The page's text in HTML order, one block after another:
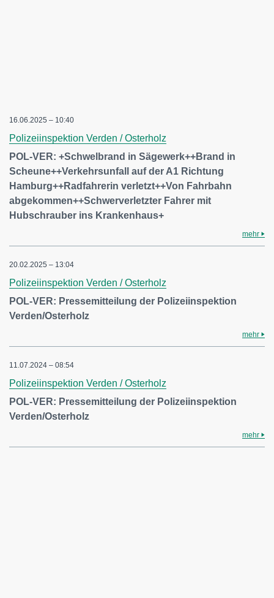
16.06.2025 – 10:40
Polizeiinspektion Verden / Osterholz
POL-VER: +Schwelbrand in Sägewerk++Brand in
Scheune++Verkehrsunfall auf der A1 Richtung
Hamburg++Radfahrerin verletzt++Von Fahrbahn
abgekommen++Schwerverletzter Fahrer mit
Hubschrauber ins Krankenhaus+
mehr
20.02.2025 – 13:04
Polizeiinspektion Verden / Osterholz
POL-VER: Pressemitteilung der Polizeiinspektion
Verden/Osterholz
mehr
11.07.2024 – 08:54
Polizeiinspektion Verden / Osterholz
POL-VER: Pressemitteilung der Polizeiinspektion
Verden/Osterholz
mehr